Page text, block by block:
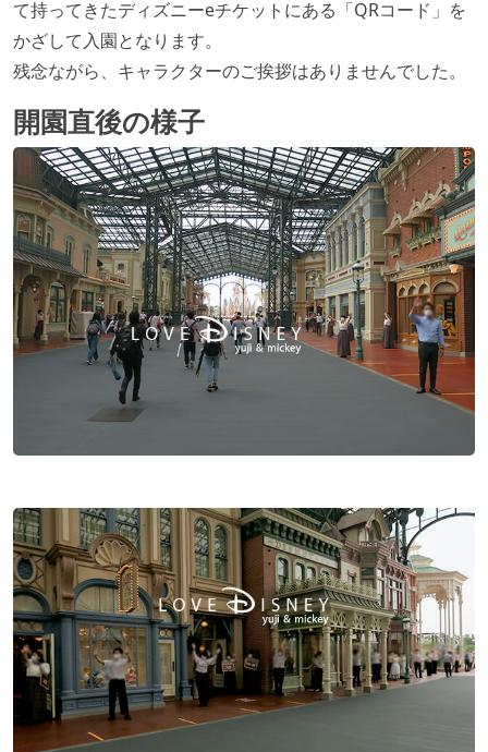
て持ってきたディズニーeチケットにある「QRコード」を
かざして入園となります。
残念ながら、キャラクターのご挨拶はありませんでした。
開園直後の様子